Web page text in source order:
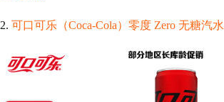
2. 可口可乐（Coca-Cola）零度 Zero 无糖汽水